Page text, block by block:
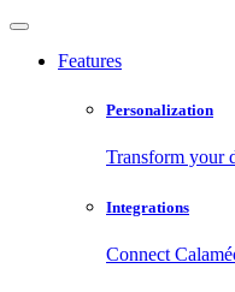
Features
Personalization
Transform your
Integrations
Connect